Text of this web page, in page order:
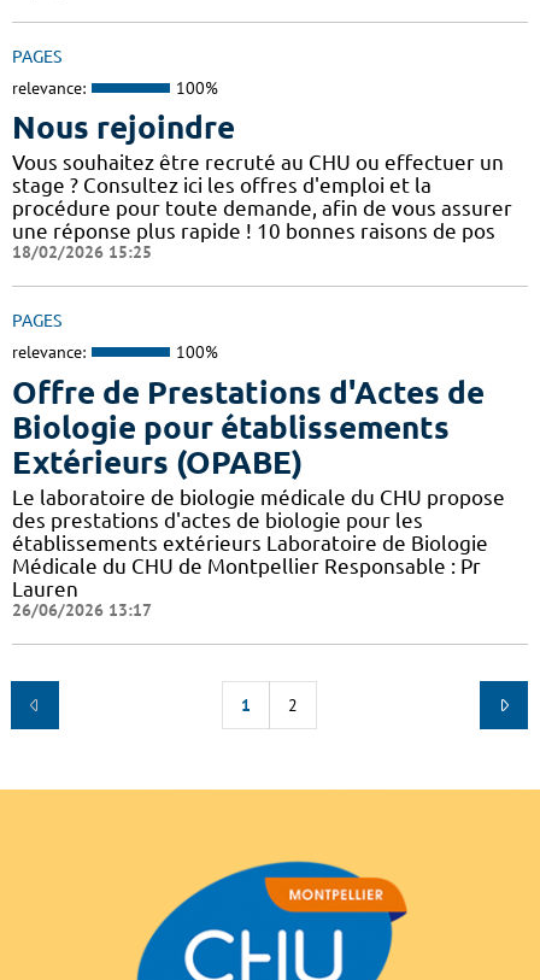
PAGES
relevance: 100%
Nous rejoindre
Vous souhaitez être recruté au CHU ou effectuer un
stage ? Consultez ici les offres d'emploi et la
procédure pour toute demande, afin de vous assurer
une réponse plus rapide ! 10 bonnes raisons de pos
18/02/2026 15:25
PAGES
relevance: 100%
Offre de Prestations d'Actes de
Biologie pour établissements
Extérieurs (OPABE)
Le laboratoire de biologie médicale du CHU propose
des prestations d'actes de biologie pour les
établissements extérieurs Laboratoire de Biologie
Médicale du CHU de Montpellier Responsable : Pr
Lauren
26/06/2026 13:17
1 2